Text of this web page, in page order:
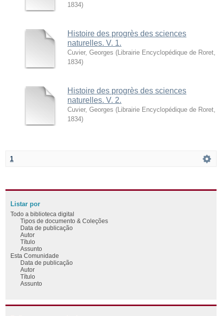
1834)
Histoire des progrès des sciences
naturelles. V. 1.
Cuvier, Georges ( Librairie Encyclopédique de Roret
1834)
Histoire des progrès des sciences
naturelles. V. 2.
Cuvier, Georges ( Librairie Encyclopédique de Roret
1834)
1
Listar por
Todo a biblioteca digital
Tipos de documento & Coleções
Data de publicação
Autor
Título
Assunto
Esta Comunidade
Data de publicação
Autor
Título
Assunto